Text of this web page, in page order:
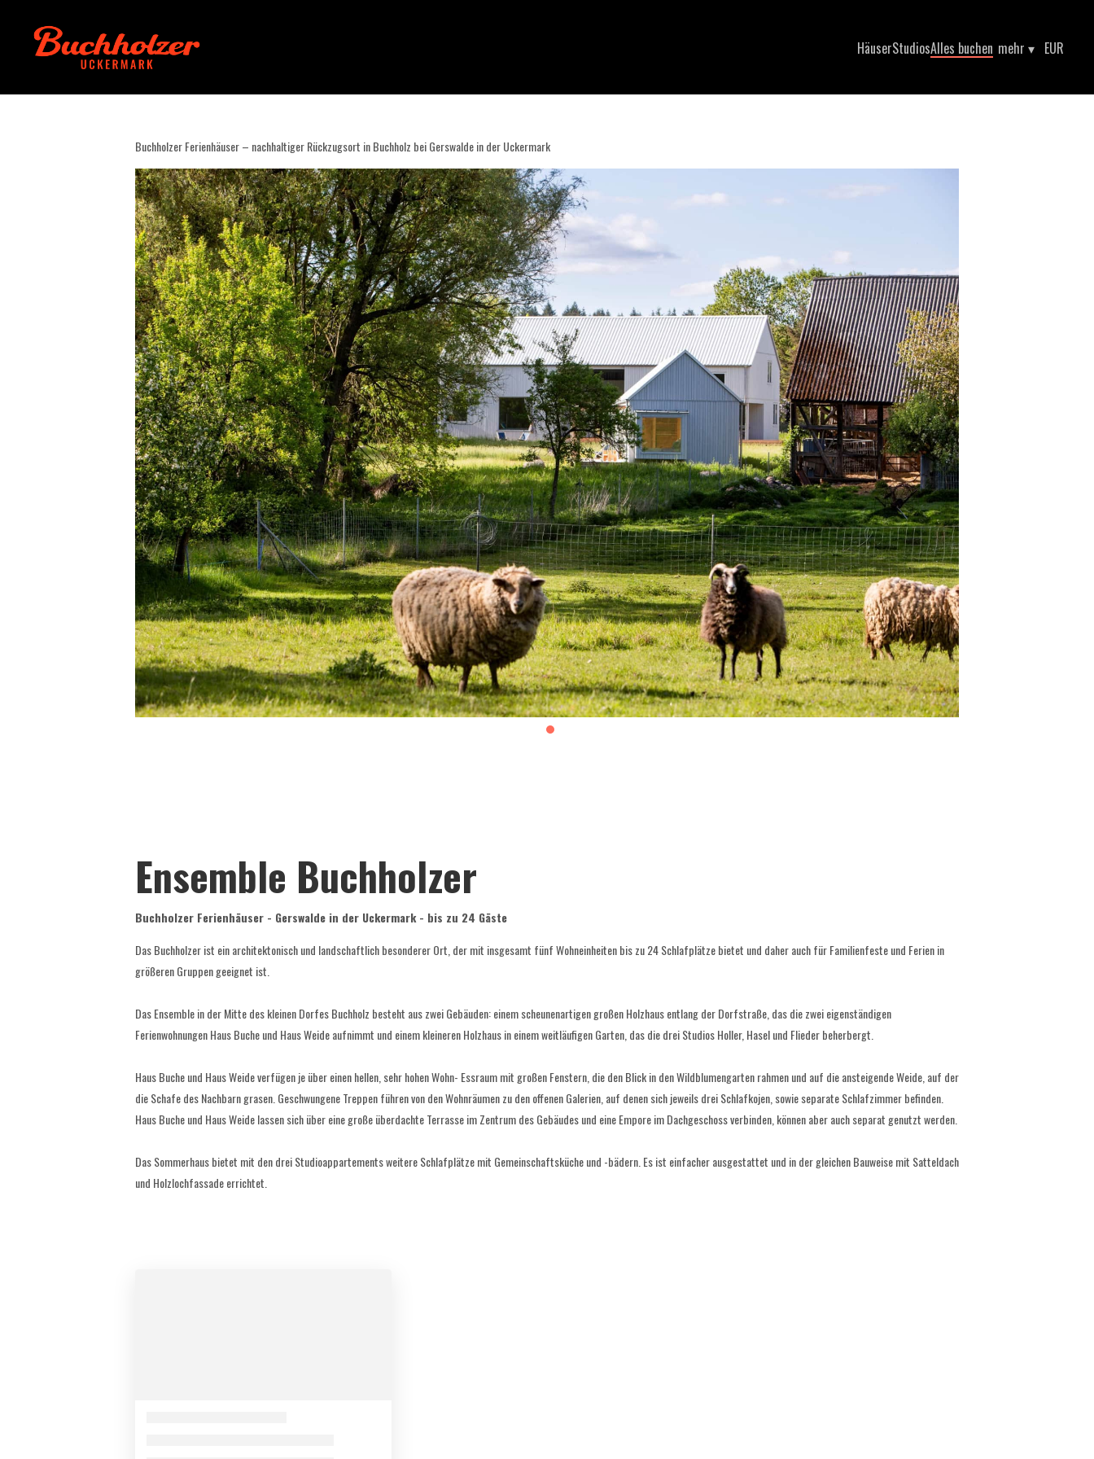
HäuserStudiosAlles buchen mehr ▾ EUR
Buchholzer Ferienhäuser – nachhaltiger Rückzugsort in Buchholz bei Gerswalde in der Uckermark
Ensemble Buchholzer
Buchholzer Ferienhäuser - Gerswalde in der Uckermark - bis zu 24 Gäste
Das Buchholzer ist ein architektonisch und landschaftlich besonderer Ort, der mit insgesamt fünf Wohneinheiten bis zu 24 Schlafplätze bietet und daher auch für Familienfeste und Ferien in
größeren Gruppen geeignet ist.
Das Ensemble in der Mitte des kleinen Dorfes Buchholz besteht aus zwei Gebäuden: einem scheunenartigen großen Holzhaus entlang der Dorfstraße, das die zwei eigenständigen
Ferienwohnungen Haus Buche und Haus Weide aufnimmt und einem kleineren Holzhaus in einem weitläufigen Garten, das die drei Studios Holler, Hasel und Flieder beherbergt.
Haus Buche und Haus Weide verfügen je über einen hellen, sehr hohen Wohn- Essraum mit großen Fenstern, die den Blick in den Wildblumengarten rahmen und auf die ansteigende Weide, auf der
die Schafe des Nachbarn grasen. Geschwungene Treppen führen von den Wohnräumen zu den offenen Galerien, auf denen sich jeweils drei Schlafkojen, sowie separate Schlafzimmer befinden.
Haus Buche und Haus Weide lassen sich über eine große überdachte Terrasse im Zentrum des Gebäudes und eine Empore im Dachgeschoss verbinden, können aber auch separat genutzt werden.
Das Sommerhaus bietet mit den drei Studioappartements weitere Schlafplätze mit Gemeinschaftsküche und -bädern. Es ist einfacher ausgestattet und in der gleichen Bauweise mit Satteldach
und Holzlochfassade errichtet.